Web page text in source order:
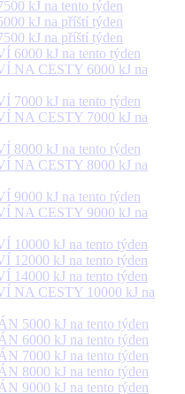
kJ na tento týden
kJ na příští týden
kJ na příští týden
6000 kJ na tento týden
NA CESTY 6000 kJ na
7000 kJ na tento týden
NA CESTY 7000 kJ na
8000 kJ na tento týden
NA CESTY 8000 kJ na
9000 kJ na tento týden
NA CESTY 9000 kJ na
10000 kJ na tento týden
12000 kJ na tento týden
14000 kJ na tento týden
NA CESTY 10000 kJ na
5000 kJ na tento týden
6000 kJ na tento týden
7000 kJ na tento týden
8000 kJ na tento týden
9000 kJ na tento týden